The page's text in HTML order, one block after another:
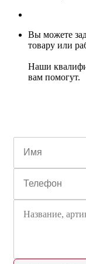
Вы можете
товару или
Наши
вам помогут.